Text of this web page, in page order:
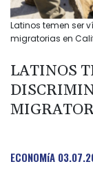
Latinos temen ser
migratorias en
LATINOS
ECONOMíA